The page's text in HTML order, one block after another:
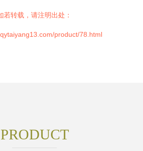
若转载，请注明出处：
product/78.html
PRODUCT